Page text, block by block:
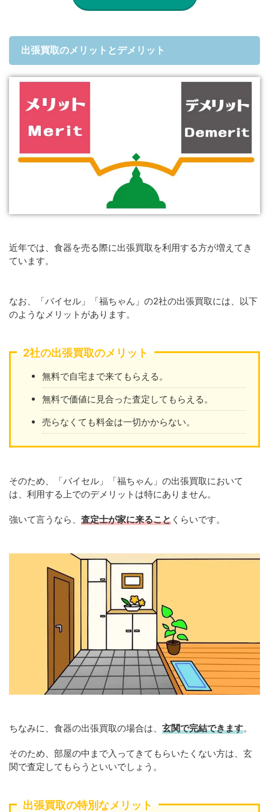
出張買取のメリットとデメリット
近年では、食器を売る際に出張買取を利用する方が増えてき
ています。
なお、「バイセル」「福ちゃん」の2社の出張買取には、以下
のようなメリットがあります。
2社の出張買取のメリット
無料で自宅まで来てもらえる。
無料で価値に見合った査定してもらえる。
売らなくても料金は一切かからない。
そのため、「バイセル」「福ちゃん」の出張買取において
は、利用する上でのデメリットは特にありません。
強いて言うなら、 査定士が家に来ること くらいです。
ちなみに、食器の出張買取の場合は、 玄関で完結できます。
そのため、部屋の中まで入ってきてもらいたくない方は、玄
関で査定してもらうといいでしょう。
出張買取の特別なメリット